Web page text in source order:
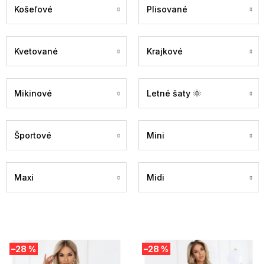
Košeľové Plisované
Kvetované Krajkové
Mikinové Letné šaty 🌞
Športové Mini
Maxi Midi
V
ý–28 % –28 %